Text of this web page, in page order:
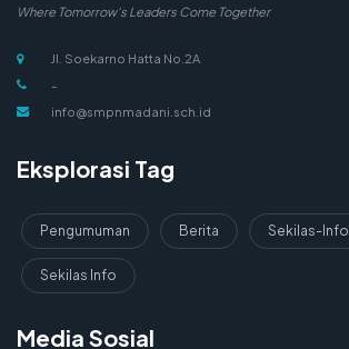
Where Tomorrow's Leaders Come Together
Jl. Soekarno Hatta No.2A
-
info@smpnmadani.sch.id
Eksplorasi Tag
Pengumuman Berita Sekilas-Info
Sekilas Info
Media Sosial